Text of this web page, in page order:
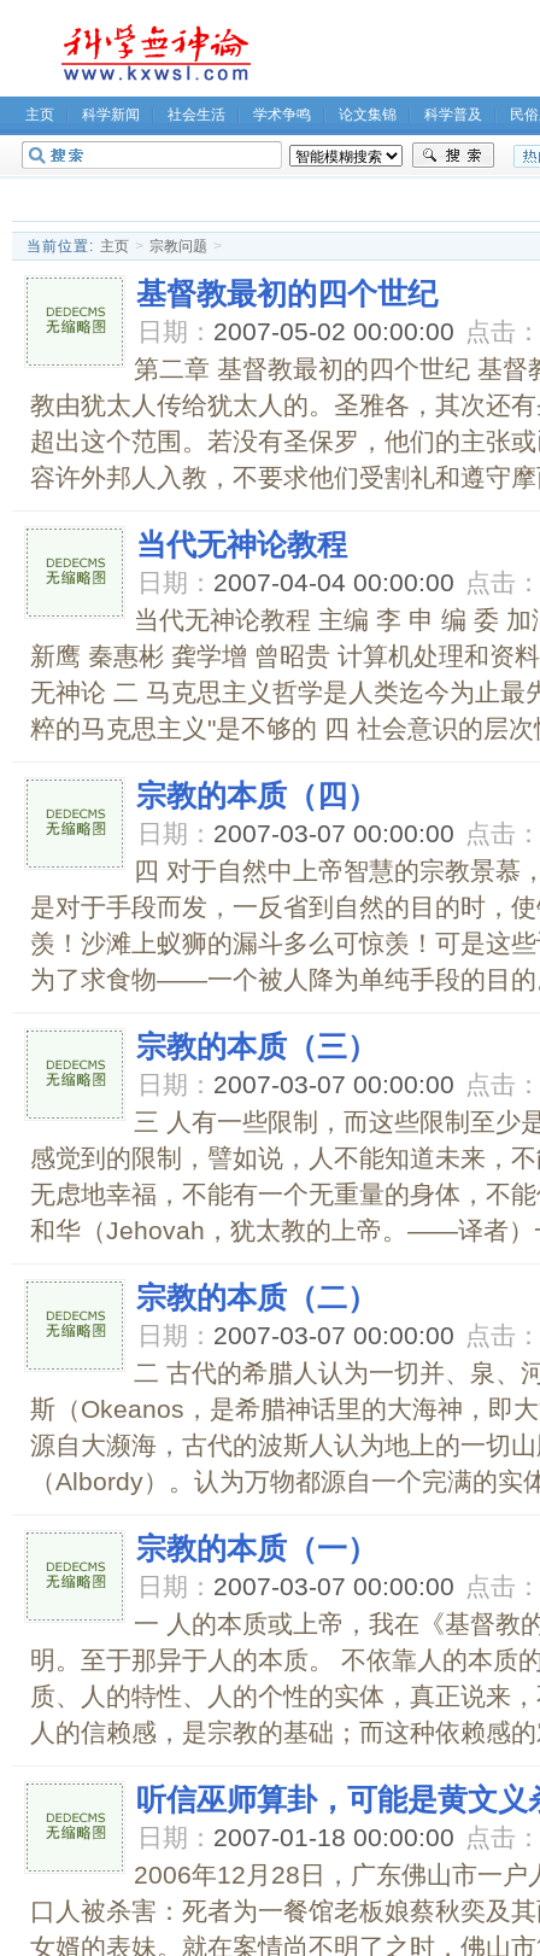
主页 科学新闻 社会生活 学术争鸣 论文集锦 科学普及 民
无神论坛
当前位置: 主页 > 宗教问题 >
基督教最初的四个世纪
日期： 2007-05-02 00:00:00 点击：
第二章 基督教最初的四个世纪 基
教由犹太人传给犹太人的。圣雅各，其次还
超出这个范围。若没有圣保罗，他们的主张
容许外邦人入教，不要求他们受割礼和遵守
当代无神论教程
日期： 2007-04-04 00:00:00 点击：
当代无神论教程 主编 李 申 编 委
新鹰 秦惠彬 龚学增 曾昭贵 计算机处理和资
无神论 二 马克思主义哲学是人类迄今为止最
粹的马克思主义"是不够的 四 社会意识的层
宗教的本质（四）
日期： 2007-03-07 00:00:00 点击：
四 对于自然中上帝智慧的宗教景慕
是对于手段而发，一反省到自然的目的时，
羡！沙滩上蚁狮的漏斗多么可惊羡！可是这
为了求食物――一个被人降为单纯手段的目
宗教的本质（三）
日期： 2007-03-07 00:00:00 点击：
三 人有一些限制，而这些限制至少
感觉到的限制，譬如说，人不能知道未来，
无虑地幸福，不能有一个无重量的身体，不
和华（Jehovah，犹太教的上帝。――译者）
宗教的本质（二）
日期： 2007-03-07 00:00:00 点击：
二 古代的希腊人认为一切并、泉、
斯（Okeanos，是希腊神话里的大海神，即
源自大濒海，古代的波斯人认为地上的一切
（Albordy）。认为万物都源自一个完满的实
宗教的本质（一）
日期： 2007-03-07 00:00:00 点击：
一 人的本质或上帝，我在《基督教
明。至于那异于人的本质。 不依靠人的本质
质、人的特性、人的个性的实体，真正说来
人的信赖感，是宗教的基础；而这种依赖感
听信巫师算卦，可能是黄文
日期： 2007-01-18 00:00:00 点击：
2006年12月28日，广东佛山市一户
口人被杀害：死者为一餐馆老板娘蔡秋奕及
女婿的表妹。就在案情尚不明了之时，佛山